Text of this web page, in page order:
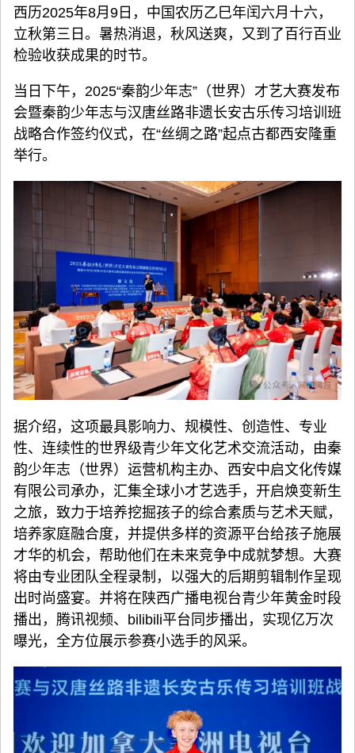
西历2025年8月9日，中国农历乙巳年闰六月十六，
立秋第三日。暑热消退，秋风送爽，又到了百行百业
检验收获成果的时节。
当日下午，2025“秦韵少年志”（世界）才艺大赛发布
会暨秦韵少年志与汉唐丝路非遗长安古乐传习培训班
战略合作签约仪式，在“丝绸之路”起点古都西安隆重
举行。
据介绍，这项最具影响力、规模性、创造性、专业
性、连续性的世界级青少年文化艺术交流活动，由秦
韵少年志（世界）运营机构主办、西安中启文化传媒
有限公司承办，汇集全球小才艺选手，开启焕变新生
之旅，致力于培养挖掘孩子的综合素质与艺术天赋，
培养家庭融合度，并提供多样的资源平台给孩子施展
才华的机会，帮助他们在未来竞争中成就梦想。大赛
将由专业团队全程录制，以强大的后期剪辑制作呈现
出时尚盛宴。并将在陕西广播电视台青少年黄金时段
播出，腾讯视频、bilibili平台同步播出，实现亿万次
曝光，全方位展示参赛小选手的风采。